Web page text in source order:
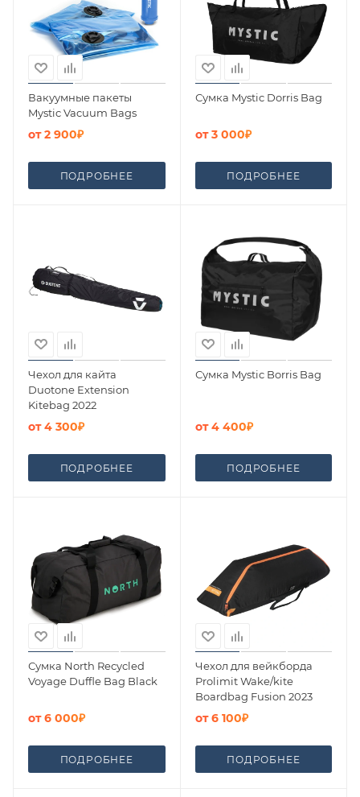
Вакуумные пакеты
Mystic Vacuum Bags
от2 900₽
ПОДРОБНЕЕ
Сумка Mystic Dorris Bag
от3 000₽
ПОДРОБНЕЕ
Чехол для кайта
Duotone Extension
Kitebag 2022
от4 300₽
ПОДРОБНЕЕ
Сумка Mystic Borris Bag
от4 400₽
ПОДРОБНЕЕ
Сумка North Recycled
Voyage Duffle Bag Black
от6 000₽
ПОДРОБНЕЕ
Чехол для вейкборда
Prolimit Wake/kite
Boardbag Fusion 2023
от6 100₽
ПОДРОБНЕЕ